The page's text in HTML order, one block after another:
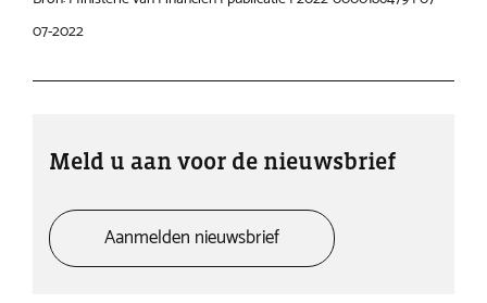
Meld u aan voor de nieuwsbrief
Aanmelden nieuwsbrief
07-2022